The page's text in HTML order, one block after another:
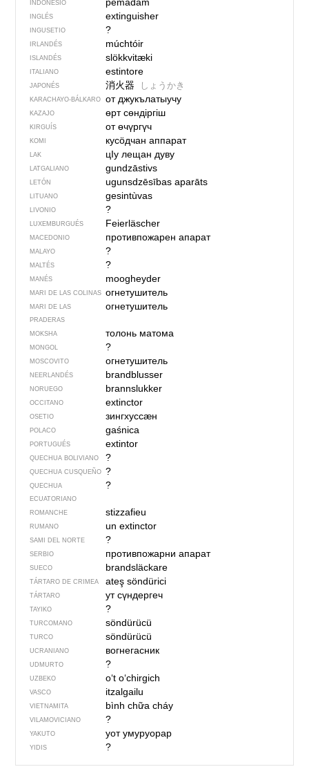
INDONESIO
INGLÉS extinguisher
INGUSETIO ?
IRLANDÉS múchtóir
ISLANDÉS slökkvitæki
ITALIANO estintore
JAPONÉS 消火器 しょうかき
KARACHAYO-BÁLKARO от джукълатыучу
KAZAJO өрт сөндіргіш
KIRGUÍS от өчүргүч
KOMI кусӧдчан аппарат
LAK цIу лещан дуву
LATGALIANO gundzāstivs
LETÓN ugunsdzēsības aparāts
LITUANO gesintùvas
LIVONIO ?
LUXEMBURGUÉS Feierläscher
MACEDONIO противпожарен апарат
MALAYO ?
MALTÉS ?
MANÉS moogheyder
MARI DE LAS COLINAS огнетушитель
MARI DE LAS
PRADERAS
огнетушитель
MOKSHA толонь матома
MONGOL ?
MOSCOVITO огнетушитель
NEERLANDÉS brandblusser
NORUEGO brannslukker
OCCITANO extinctor
OSETIO зингхуссӕн
POLACO gaśnica
PORTUGUÉS extintor
QUECHUA BOLIVIANO ?
QUECHUA CUSQUEÑO ?
QUECHUA
ECUATORIANO
?
ROMANCHE stizzafieu
RUMANO un extinctor
SAMI DEL NORTE ?
SERBIO противпожарни апарат
SUECO brandsläckare
TÁRTARO DE CRIMEA ateş söndürici
TÁRTARO ут сүндергеч
TAYIKO ?
TURCOMANO söndürücü
TURCO söndürücü
UCRANIANO вогнегасник
UDMURTO ?
UZBEKO oʻt oʻchirgich
VASCO itzalgailu
VIETNAMITA bình chữa cháy
VILAMOVICIANO ?
YAKUTO уот умуруорар
YIDIS ?